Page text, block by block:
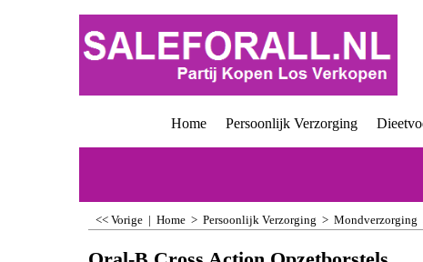
Home Persoonlijk Verzorging
<< Vorige | Home > Persoonlijk Verzorging > Mondverzorging